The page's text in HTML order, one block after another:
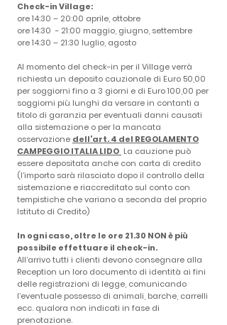
Check-in Village:
ore 14:30 – 20:00 aprile, ottobre
ore 14:30 - 21:00 maggio, giugno, settembre
ore 14:30 – 21:30 luglio, agosto
​Al momento del check-in per il Village verrà
richiesta un deposito cauzionale di Euro 50,00
per soggiorni fino a 3 giorni e di Euro 100,00 per
soggiorni più lunghi da versare in contanti a
titolo di garanzia per eventuali danni causati
alla sistemazione o per la mancata
osservazione dell’art. 4 del REGOLAMENTO
CAMPEGGIO ITALIA LIDO La cauzione può
essere depositata anche con carta di credito
(l’importo sarà rilasciato dopo il controllo della
sistemazione e riaccreditato sul conto con
tempistiche che variano a seconda del proprio
Istituto di Credito)
In ogni caso, oltre le ore 21.30 NON è più
possibile effettuare il check-in.
All’arrivo tutti i clienti devono consegnare alla
Reception un loro documento di identità ai fini
delle registrazioni di legge, comunicando
l’eventuale possesso di animali, barche, carrelli
ecc. qualora non indicati in fase di
prenotazione.